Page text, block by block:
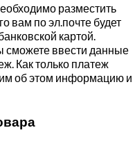
разместить
вам по эл.почте будет
картой.
сможете ввести данные
Как только платеж
об этом информацию и